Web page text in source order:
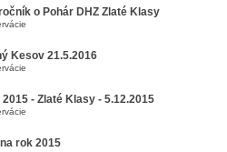
o Pohár DHZ Zlaté Klasy
Kesov 21.5.2016
- Zlaté Klasy - 5.12.2015
rok 2015